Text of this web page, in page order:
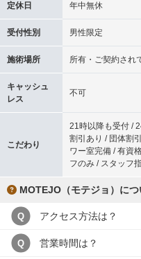
定休日 年中無休
受付性別 男性限定
施術場所 所有・ご契約され
キャッシュ
レス
不可
こだわり
21時以降も受付 /
割引あり / 団体割
ワー室完備 / 有資
フのみ / スタッフ
MOTEJO（モテジョ）に
Q アクセス方法は？
Q 営業時間は？